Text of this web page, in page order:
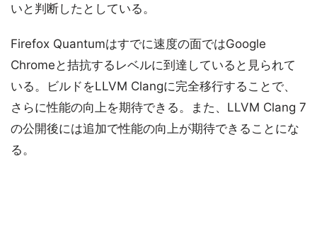
いと判断したとしている。
Firefox Quantumはすでに速度の面ではGoogle
Chromeと拮抗するレベルに到達していると見られて
いる。ビルドをLLVM Clangに完全移行することで、
さらに性能の向上を期待できる。また、LLVM Clang 7
の公開後には追加で性能の向上が期待できることにな
る。